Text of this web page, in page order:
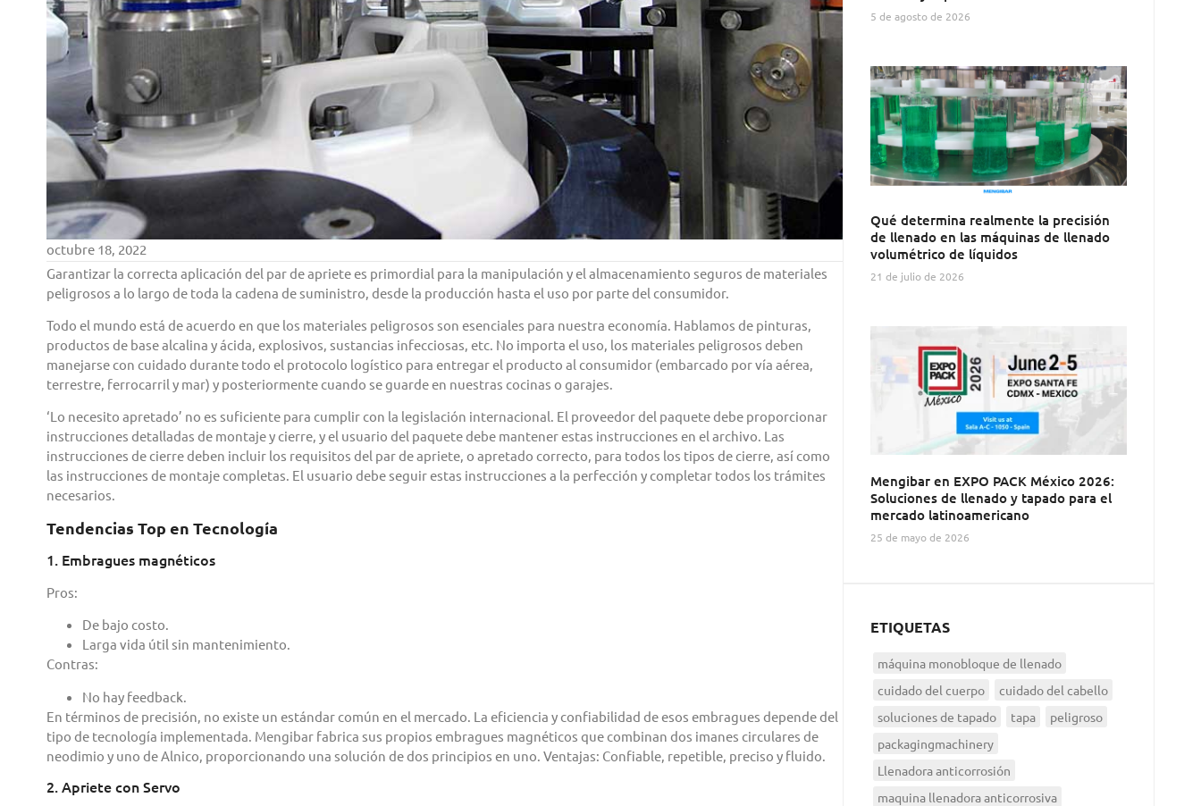
octubre 18, 2022
Garantizar la correcta aplicación del par de apriete es primordial para la manipulación y el almacenamiento seguros de materiales
peligrosos a lo largo de toda la cadena de suministro, desde la producción hasta el uso por parte del consumidor.
Todo el mundo está de acuerdo en que los materiales peligrosos son esenciales para nuestra economía. Hablamos de pinturas,
productos de base alcalina y ácida, explosivos, sustancias infecciosas, etc. No importa el uso, los materiales peligrosos deben
manejarse con cuidado durante todo el protocolo logístico para entregar el producto al consumidor (embarcado por vía aérea,
terrestre, ferrocarril y mar) y posteriormente cuando se guarde en nuestras cocinas o garajes.
‘Lo necesito apretado’ no es suficiente para cumplir con la legislación internacional. El proveedor del paquete debe proporcionar
instrucciones detalladas de montaje y cierre, y el usuario del paquete debe mantener estas instrucciones en el archivo. Las
instrucciones de cierre deben incluir los requisitos del par de apriete, o apretado correcto, para todos los tipos de cierre, así como
las instrucciones de montaje completas. El usuario debe seguir estas instrucciones a la perfección y completar todos los trámites
necesarios.
Tendencias Top en Tecnología
1. Embragues magnéticos
Pros:
De bajo costo.
Larga vida útil sin mantenimiento.
Contras:
No hay feedback.
En términos de precisión, no existe un estándar común en el mercado. La eficiencia y confiabilidad de esos embragues depende del
tipo de tecnología implementada. Mengibar fabrica sus propios embragues magnéticos que combinan dos imanes circulares de
neodimio y uno de Alnico, proporcionando una solución de dos principios en uno. Ventajas: Confiable, repetible, preciso y fluido.
2. Apriete con Servo
5 de agosto de 2026
Qué determina realmente la precisión
de llenado en las máquinas de llenado
volumétrico de líquidos
21 de julio de 2026
Mengibar en EXPO PACK México 2026:
Soluciones de llenado y tapado para el
mercado latinoamericano
25 de mayo de 2026
ETIQUETAS
máquina monobloque de llenado
cuidado del cuerpo
cuidado del cabello
soluciones de tapado
tapa
peligroso
packagingmachinery
Llenadora anticorrosión
maquina llenadora anticorrosiva